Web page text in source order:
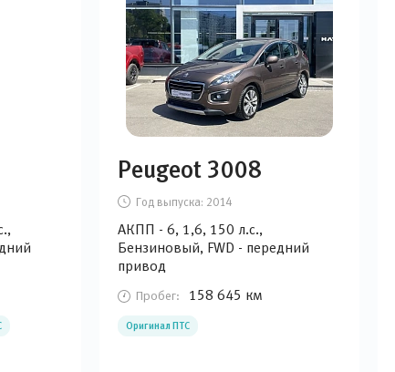
Peugeot 3008
Год выпуска: 2014
АКПП - 6, 1,6, 150 л.с.,
Бензиновый, FWD - передний
привод
Пробег: 158 645 км
Оригинал ПТС